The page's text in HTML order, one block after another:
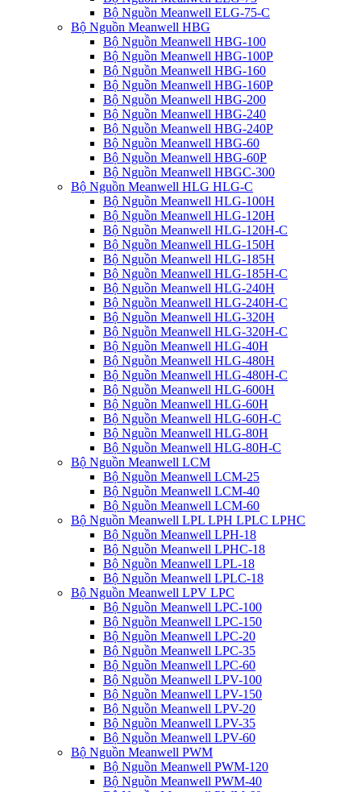
Bộ Nguồn Meanwell ELG-75-C
Bộ Nguồn Meanwell HBG
Bộ Nguồn Meanwell HBG-100
Bộ Nguồn Meanwell HBG-100P
Bộ Nguồn Meanwell HBG-160
Bộ Nguồn Meanwell HBG-160P
Bộ Nguồn Meanwell HBG-200
Bộ Nguồn Meanwell HBG-240
Bộ Nguồn Meanwell HBG-240P
Bộ Nguồn Meanwell HBG-60
Bộ Nguồn Meanwell HBG-60P
Bộ Nguồn Meanwell HBGC-300
Bộ Nguồn Meanwell HLG HLG-C
Bộ Nguồn Meanwell HLG-100H
Bộ Nguồn Meanwell HLG-120H
Bộ Nguồn Meanwell HLG-120H-C
Bộ Nguồn Meanwell HLG-150H
Bộ Nguồn Meanwell HLG-185H
Bộ Nguồn Meanwell HLG-185H-C
Bộ Nguồn Meanwell HLG-240H
Bộ Nguồn Meanwell HLG-240H-C
Bộ Nguồn Meanwell HLG-320H
Bộ Nguồn Meanwell HLG-320H-C
Bộ Nguồn Meanwell HLG-40H
Bộ Nguồn Meanwell HLG-480H
Bộ Nguồn Meanwell HLG-480H-C
Bộ Nguồn Meanwell HLG-600H
Bộ Nguồn Meanwell HLG-60H
Bộ Nguồn Meanwell HLG-60H-C
Bộ Nguồn Meanwell HLG-80H
Bộ Nguồn Meanwell HLG-80H-C
Bộ Nguồn Meanwell LCM
Bộ Nguồn Meanwell LCM-25
Bộ Nguồn Meanwell LCM-40
Bộ Nguồn Meanwell LCM-60
Bộ Nguồn Meanwell LPL LPH LPLC LPHC
Bộ Nguồn Meanwell LPH-18
Bộ Nguồn Meanwell LPHC-18
Bộ Nguồn Meanwell LPL-18
Bộ Nguồn Meanwell LPLC-18
Bộ Nguồn Meanwell LPV LPC
Bộ Nguồn Meanwell LPC-100
Bộ Nguồn Meanwell LPC-150
Bộ Nguồn Meanwell LPC-20
Bộ Nguồn Meanwell LPC-35
Bộ Nguồn Meanwell LPC-60
Bộ Nguồn Meanwell LPV-100
Bộ Nguồn Meanwell LPV-150
Bộ Nguồn Meanwell LPV-20
Bộ Nguồn Meanwell LPV-35
Bộ Nguồn Meanwell LPV-60
Bộ Nguồn Meanwell PWM
Bộ Nguồn Meanwell PWM-120
Bộ Nguồn Meanwell PWM-40